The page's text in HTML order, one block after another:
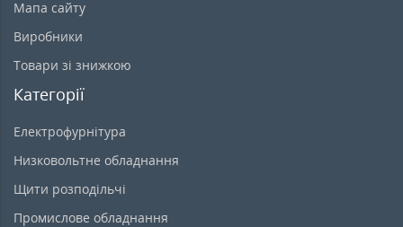
Мапа сайту
Виробники
Товари зі знижкою
Категорії
Електрофурнітура
Низковольтне обладнання
Щити розподільчі
Промислове обладнання